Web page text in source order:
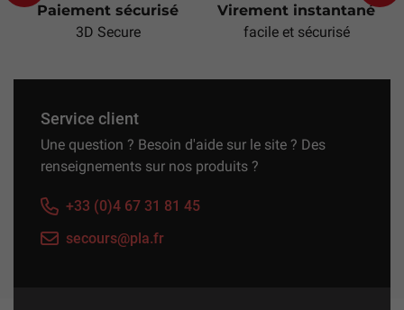
Previous
sécurisé
Virement instantané
facile et sécurisé
Service
Service client
Une question ? Besoin d'aide sur le site ? Des
renseignements sur nos produits ?
+33 (0)4 67 31 81 45
secours@pla.fr